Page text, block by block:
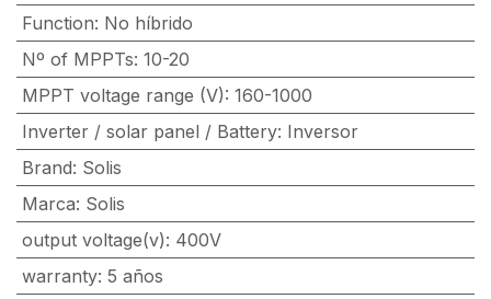
Function: No híbrido
Nº of MPPTs: 10-20
MPPT voltage range (V): 160-1000
Inverter / solar panel / Battery: Inversor
Brand: Solis
Marca: Solis
output voltage(v): 400V
warranty: 5 años